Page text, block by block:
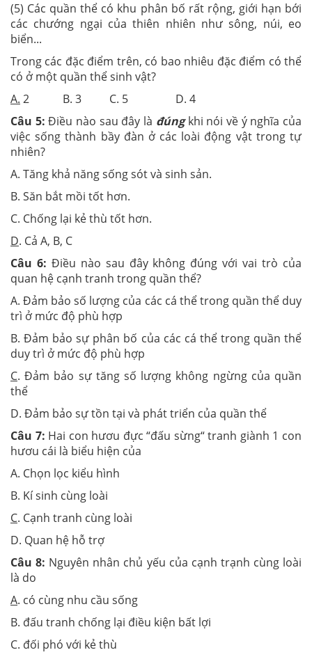
(5) Các quần thể có khu phân bố rất rộng, giới hạn bới
các chướng ngại của thiên nhiên như sông, núi, eo
biển...
Trong các đặc điểm trên, có bao nhiêu đặc điểm có thể
có ở một quần thể sinh vật?
A. 2 B. 3 C. 5 D. 4
Câu 5: Điều nào sau đây là đúngkhi nói về ý nghĩa của
việc sống thành bầy đàn ở các loài động vật trong tự
nhiên?
A. Tăng khả năng sống sót và sinh sản.
B. Săn bắt mồi tốt hơn.
C. Chống lại kẻ thù tốt hơn.
D. Cả A, B, C
Câu 6: Điều nào sau đây không đúng với vai trò của
quan hệ cạnh tranh trong quần thể?
A. Đảm bảo số lượng của các cá thể trong quần thể duy
trì ở mức độ phù hợp
B. Đảm bảo sự phân bố của các cá thể trong quần thể
duy trì ở mức độ phù hợp
C. Đảm bảo sự tăng số lượng không ngừng của quần
thể
D. Đảm bảo sự tồn tại và phát triển của quần thể
Câu 7: Hai con hươu đực “đấu sừng“ tranh giành 1 con
hươu cái là biểu hiện của
A. Chọn lọc kiểu hình
B. Kí sinh cùng loài
C. Cạnh tranh cùng loài
D. Quan hệ hỗ trợ
Câu 8: Nguyên nhân chủ yếu của cạnh trạnh cùng loài
là do
A. có cùng nhu cầu sống
B. đấu tranh chống lại điều kiện bất lợi
C. đối phó với kẻ thù